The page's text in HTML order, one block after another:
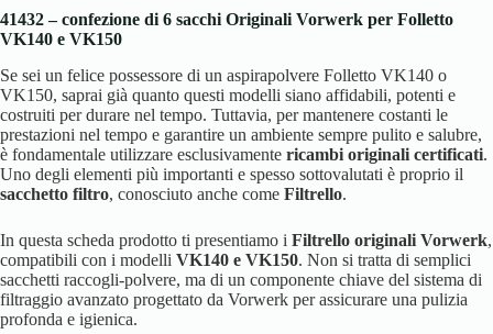
41432 – confezione di 6 sacchi Originali Vorwerk per Folletto
VK140 e VK150
Se sei un felice possessore di un aspirapolvere Folletto VK140 o
VK150, saprai già quanto questi modelli siano affidabili, potenti e
costruiti per durare nel tempo. Tuttavia, per mantenere costanti le
prestazioni nel tempo e garantire un ambiente sempre pulito e salubre,
è fondamentale utilizzare esclusivamente ricambi originali certificati.
Uno degli elementi più importanti e spesso sottovalutati è proprio il
sacchetto filtro, conosciuto anche come Filtrello.
In questa scheda prodotto ti presentiamo i Filtrello originali Vorwerk,
compatibili con i modelli VK140 e VK150. Non si tratta di semplici
sacchetti raccogli-polvere, ma di un componente chiave del sistema di
filtraggio avanzato progettato da Vorwerk per assicurare una pulizia
profonda e igienica.